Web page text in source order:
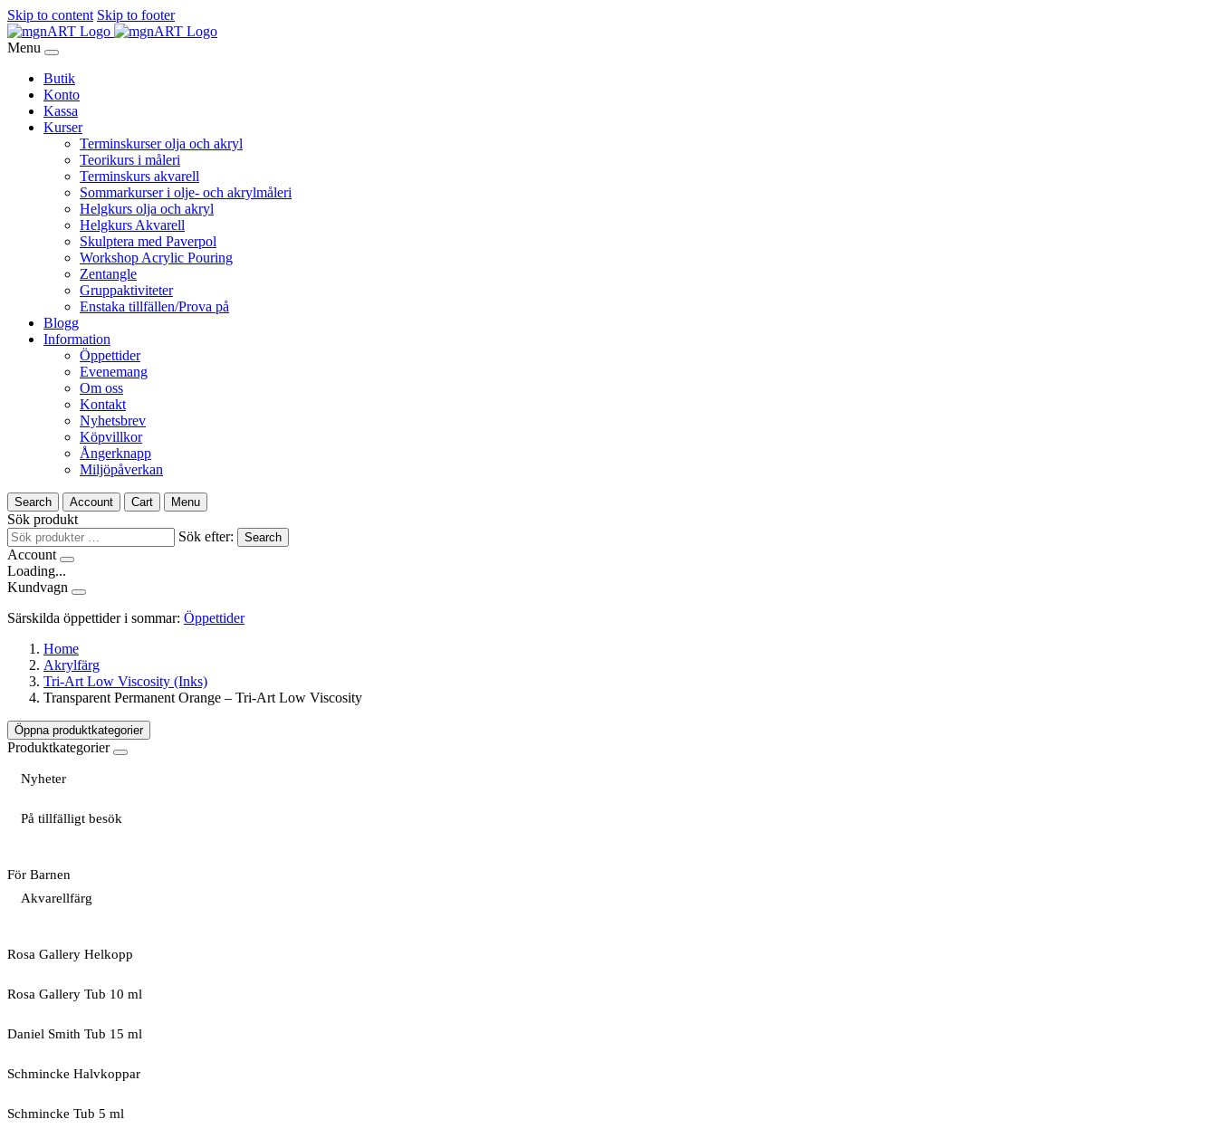
Skip to content Skip to footer
Menu
Butik
Konto
Kassa
Kurser
Terminskurser olja och akryl
Teorikurs i måleri
Terminskurs akvarell
Sommarkurser i olje- och akrylmåleri
Helgkurs olja och akryl
Helgkurs Akvarell
Skulptera med Paverpol
Workshop Acrylic Pouring
Zentangle
Gruppaktiviteter
Enstaka tillfällen/Prova på
Blogg
Information
Öppettider
Evenemang
Om oss
Kontakt
Nyhetsbrev
Köpvillkor
Ångerknapp
Miljöpåverkan
Search Account Cart Menu
Sök produkt
Sök efter:
Search
Account
Loading...
Kundvagn
Särskilda öppettider i sommar: Öppettider
Home
Akrylfärg
Tri-Art Low Viscosity (Inks)
Transparent Permanent Orange – Tri-Art Low Viscosity
Öppna produktkategorier
Produktkategorier
Nyheter
På tillfälligt besök
För Barnen
Akvarellfärg
Rosa Gallery Helkopp
Rosa Gallery Tub 10 ml
Daniel Smith Tub 15 ml
Schmincke Halvkoppar
Schmincke Tub 5 ml